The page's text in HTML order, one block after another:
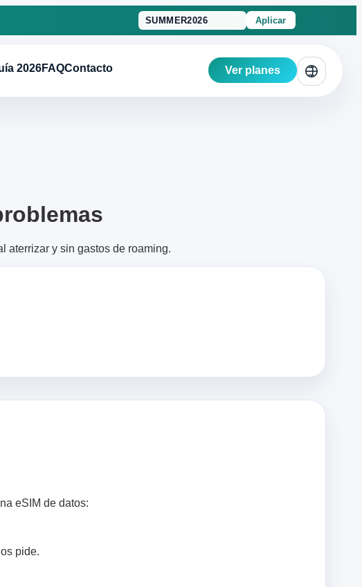
Aplicar
2026FAQContacto Ver planes
aterrizar y sin gastos de roaming.
eSIM de datos:
pide.